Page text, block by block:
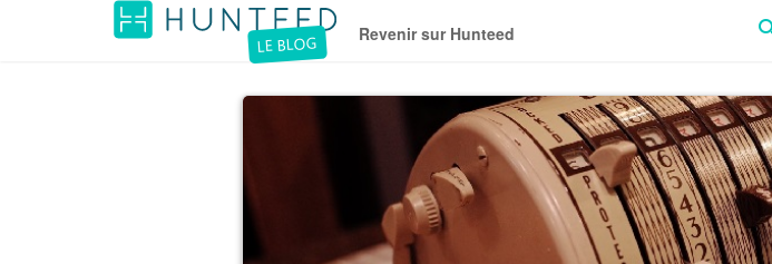
LE BLOG Revenir sur Hunteed